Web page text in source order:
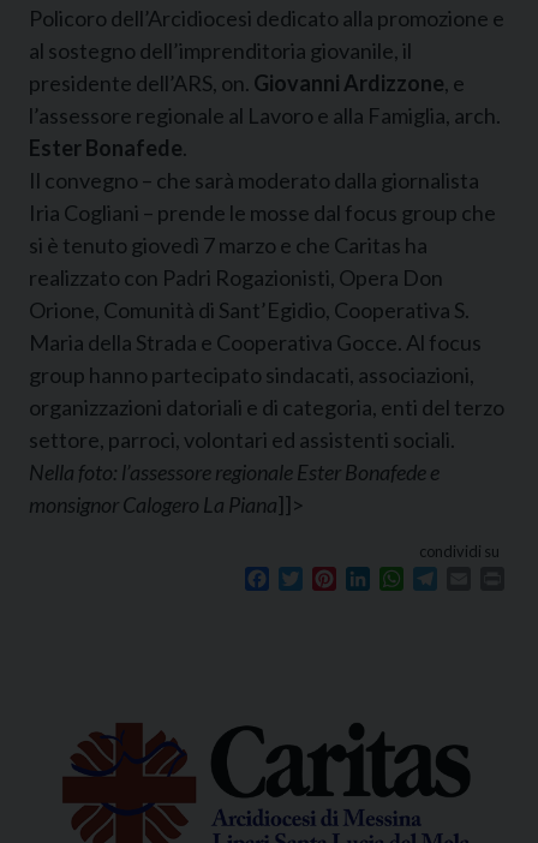
Policoro dell’Arcidiocesi dedicato alla promozione e
al sostegno dell’imprenditoria giovanile, il
presidente dell’ARS, on. Giovanni Ardizzone, e
l’assessore regionale al Lavoro e alla Famiglia, arch.
Ester Bonafede.
Il convegno – che sarà moderato dalla giornalista
Iria Cogliani – prende le mosse dal focus group che
si è tenuto giovedì 7 marzo e che Caritas ha
realizzato con Padri Rogazionisti, Opera Don
Orione, Comunità di Sant’Egidio, Cooperativa S.
Maria della Strada e Cooperativa Gocce. Al focus
group hanno partecipato sindacati, associazioni,
organizzazioni datoriali e di categoria, enti del terzo
settore, parroci, volontari ed assistenti sociali.
Nella foto: l’assessore regionale Ester Bonafede e
monsignor Calogero La Piana]]>
condividi su
Facebook
TwitterPinterestLinkedInWhatsApp